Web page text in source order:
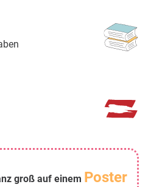
groß auf einem Poster